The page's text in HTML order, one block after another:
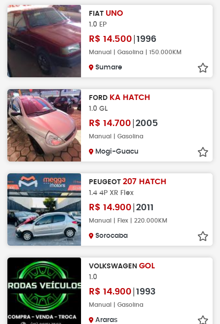
FIAT UNO
1.0 EP
R$ 14.500 1996
Manual | Gasolina | 150.000KM
Sumare
FORD KA HATCH
1.0 GL
R$ 14.700 2005
Manual | Gasolina
Mogi-Guacu
PEUGEOT 207 HATCH
1.4 4P XR Flex
R$ 14.900 2011
Manual | Flex | 220.000KM
Sorocaba
VOLKSWAGEN GOL
1.0
R$ 14.900 1993
Manual | Gasolina
Araras